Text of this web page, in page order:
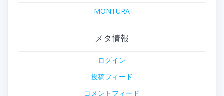
MONTURA
メタ情報
ログイン
投稿フィード
コメントフィード